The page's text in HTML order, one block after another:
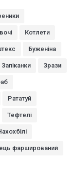
Котлети
Буженіна
Запіканки Зрази
Рататуй
Тефтелі
фарширований